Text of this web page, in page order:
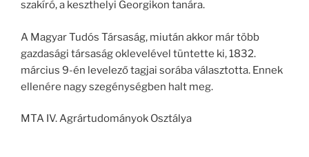
szakíró, a keszthelyi Georgikon tanára.
A Magyar Tudós Társaság, miután akkor már több
gazdasági társaság oklevelével tüntette ki, 1832.
március 9-én levelező tagjai sorába választotta. Ennek
ellenére nagy szegénységben halt meg.
MTA IV. Agrártudományok Osztálya